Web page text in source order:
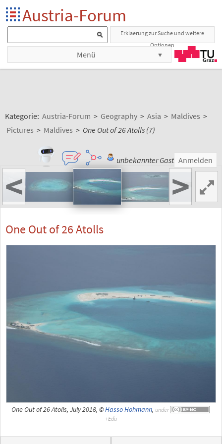
Austria-Forum
Erklaerung zur Suche und weitere
Optionen
Menü
Kategorie: Austria-Forum > Geography > Asia > Maldives >
Pictures > Maldives > One Out of 26 Atolls (7)
unbekannter Gast Anmelden
< >
One Out of 26 Atolls
One Out of 26 Atolls, July 2018, ©Hasso Hohmann, under